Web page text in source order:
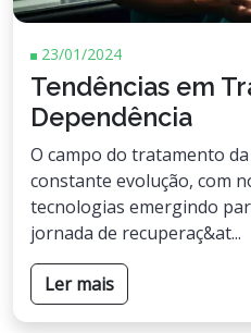
23/01/2024
Tendências em
Dependência
O campo do tratamento
constante evolução, com
tecnologias emergindo
jornada de recuperaç&at...
Ler mais